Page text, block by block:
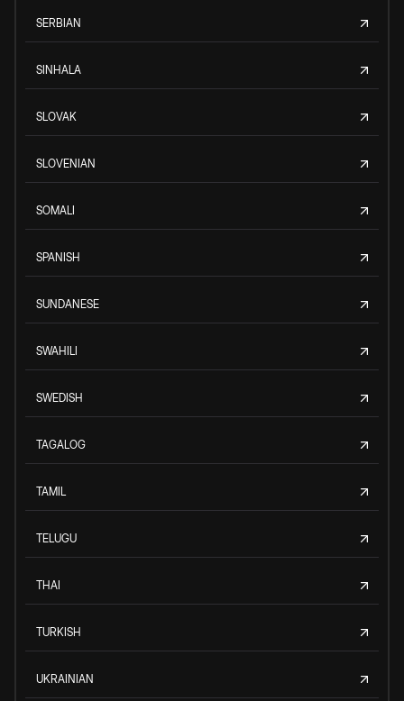
SERBIAN
SINHALA
SLOVAK
SLOVENIAN
SOMALI
SPANISH
SUNDANESE
SWAHILI
SWEDISH
TAGALOG
TAMIL
TELUGU
THAI
TURKISH
UKRAINIAN